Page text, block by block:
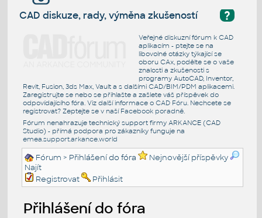
?
CAD diskuze, rady, výměna zkušeností
Veřejné diskuzní fórum k CAD
aplikacím - ptejte se na
libovolné otázky týkající se
oboru CAx, podělte se o vaše
znalosti a zkušenosti s
programy AutoCAD, Inventor,
Revit, Fusion, 3ds Max, Vault a s dalšími CAD/BIM/PDM aplikacemi.
Zaregistrujte se nebo se přihlašte a zašlete váš příspěvek do
odpovídajícího fóra. Viz další informace o CAD Fóru. Nechcete se
registrovat? Zeptejte se v naší Facebook poradně.
Fórum nenahrazuje technický support firmy ARKANCE (CAD
Studio) - přímá podpora pro zákazníky funguje na
emea.support.arkance.world
Fórum > Přihlášení do fóra
Nejnovější příspěvky
Najít
Registrovat
Přihlásit
Přihlášení do fóra